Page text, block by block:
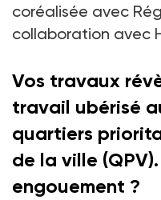
coréa­lisée avec
collaboration avec
Vos travaux
travail ubérisé
quartiers
de la ville
engouement ?